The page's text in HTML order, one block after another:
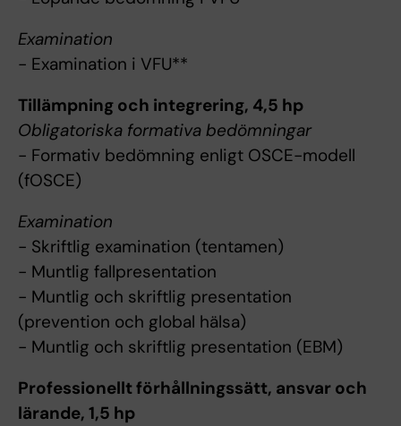
Examination
- Examination i VFU**
Tillämpning och integrering, 4,5 hp
Obligatoriska formativa bedömningar
- Formativ bedömning enligt OSCE-modell
(fOSCE)
Examination
- Skriftlig examination (tentamen)
- Muntlig fallpresentation
- Muntlig och skriftlig presentation
(prevention och global hälsa)
- Muntlig och skriftlig presentation (EBM)
Professionellt förhållningssätt, ansvar och
lärande, 1,5 hp